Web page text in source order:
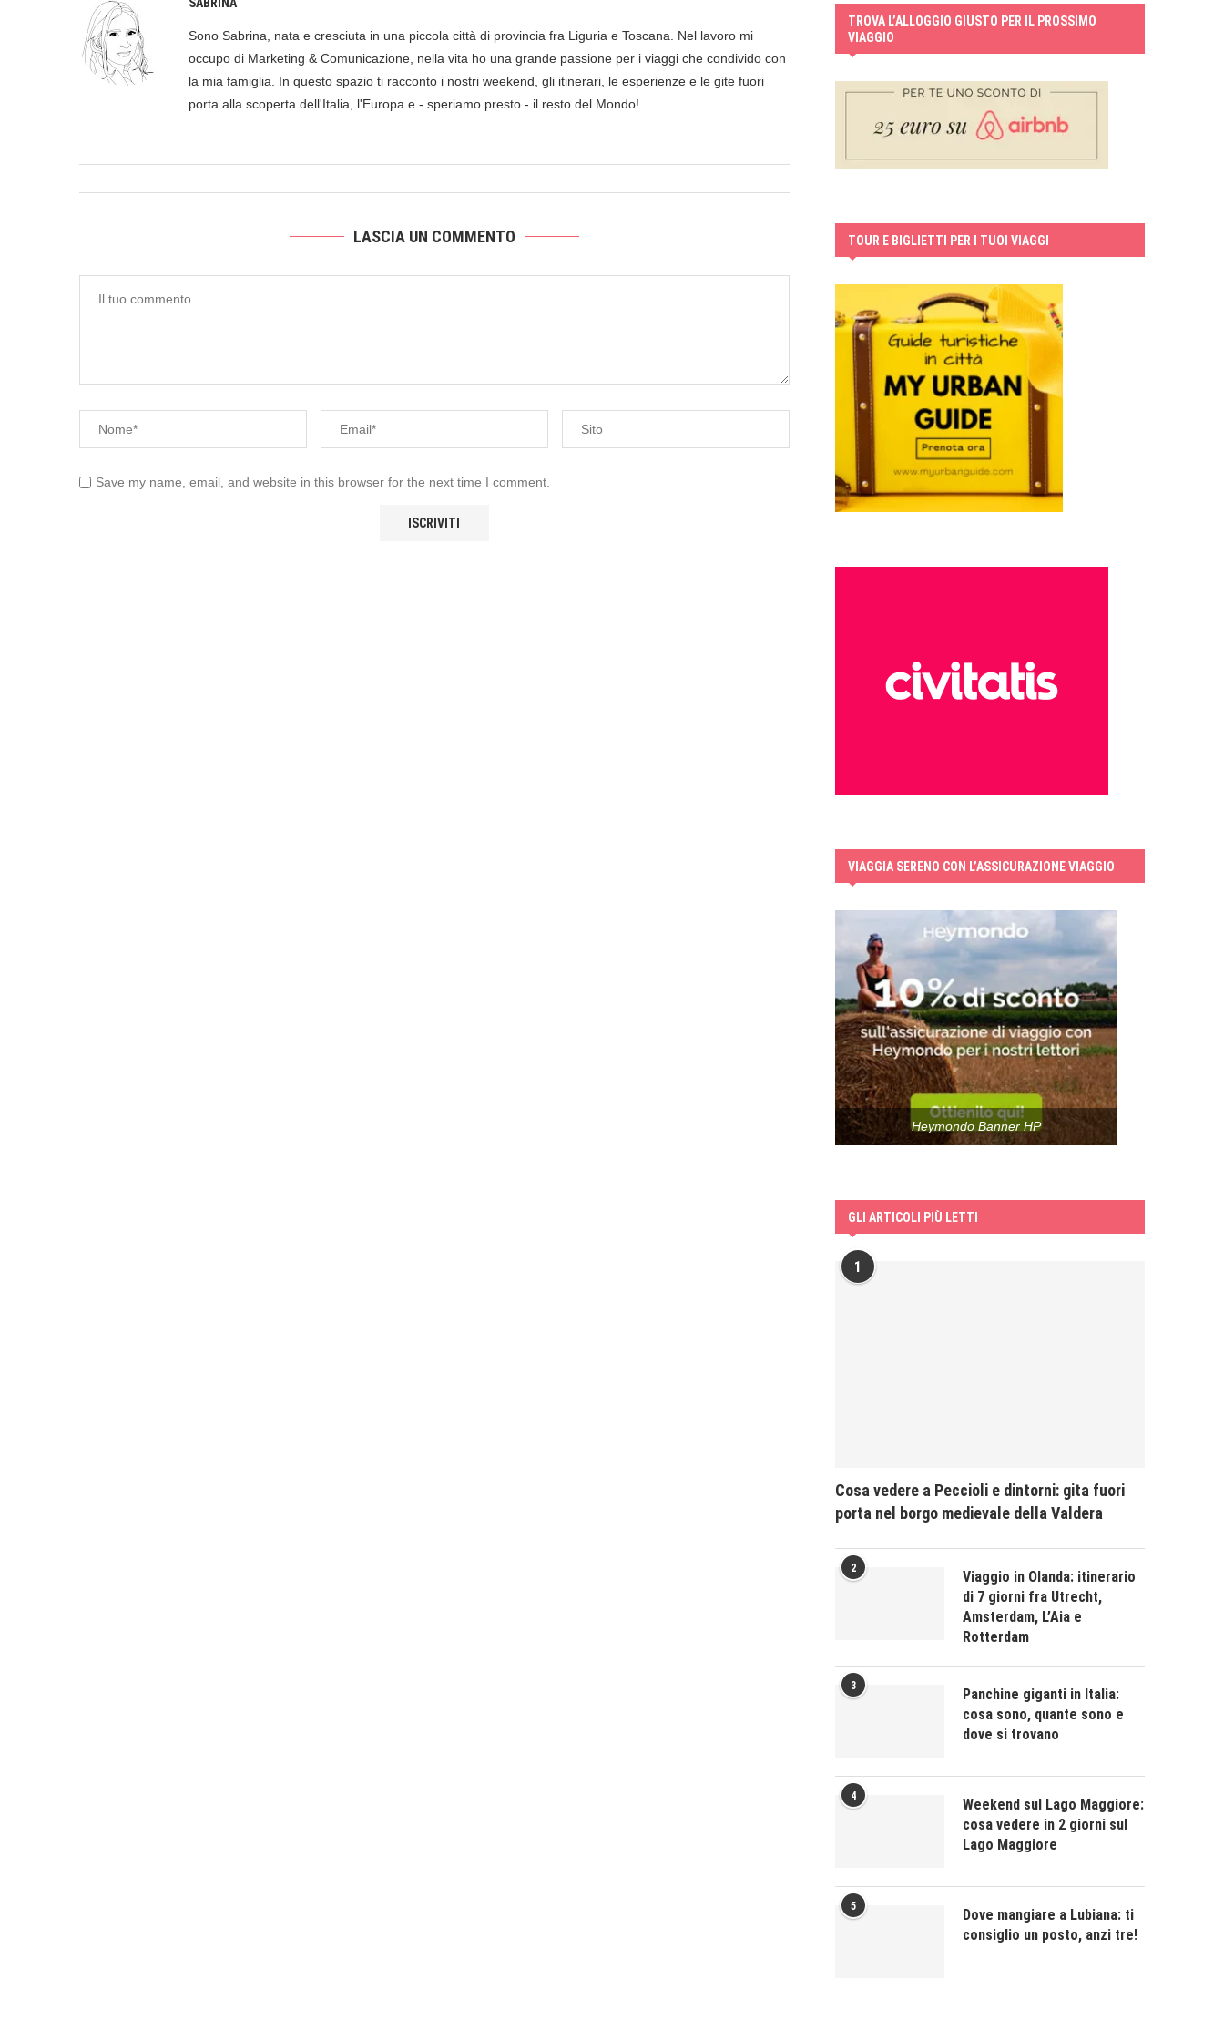
Sono Sabrina, nata e cresciuta in una piccola città di provincia fra Liguria e Toscana. Nel lavoro mi
occupo di Marketing & Comunicazione, nella vita ho una grande passione per i viaggi che condivido con
la mia famiglia. In questo spazio ti racconto i nostri weekend, gli itinerari, le esperienze e le gite fuori
porta alla scoperta dell'Italia, l'Europa e - speriamo presto - il resto del Mondo!
LASCIA UN COMMENTO
Save my name, email, and website in this browser for the next time I comment.
TROVA L’ALLOGGIO GIUSTO PER IL PROSSIMO
VIAGGIO
TOUR E BIGLIETTI PER I TUOI VIAGGI
VIAGGIA SERENO CON L’ASSICURAZIONE VIAGGIO
Heymondo Banner HP
GLI ARTICOLI PIÙ LETTI
1
Cosa vedere a Peccioli e dintorni: gita fuori
porta nel borgo medievale della Valdera
2
Viaggio in Olanda: itinerario
di 7 giorni fra Utrecht,
Amsterdam, L’Aia e
Rotterdam
3
Panchine giganti in Italia:
cosa sono, quante sono e
dove si trovano
4
Weekend sul Lago Maggiore:
cosa vedere in 2 giorni sul
Lago Maggiore
5
Dove mangiare a Lubiana: ti
consiglio un posto, anzi tre!